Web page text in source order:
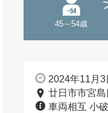
45～54歳
2024年11月3
廿日市市宮
車両相互 小